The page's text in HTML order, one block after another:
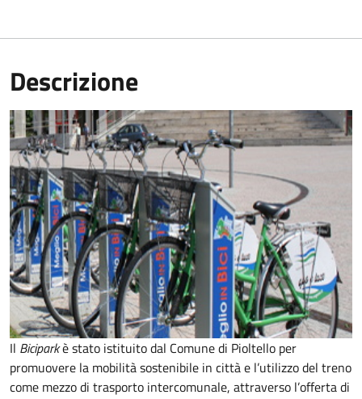
Descrizione
Il Biciparkè stato istituito dal Comune di Pioltello per
promuovere la mobilità sostenibile in città e l’utilizzo del treno
come mezzo di trasporto intercomunale, attraverso l’offerta di